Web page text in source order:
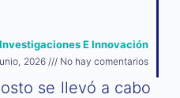
Investigaciones E Innovación
2026 No hay comentarios
se llevó a cabo